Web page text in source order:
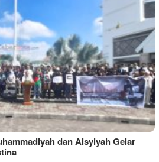
dan Aisyiyah Gelar